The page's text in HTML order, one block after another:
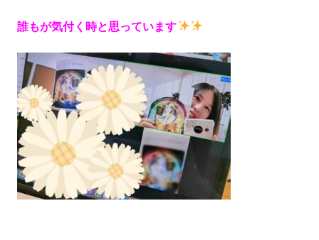
誰もが気付く時と思っています